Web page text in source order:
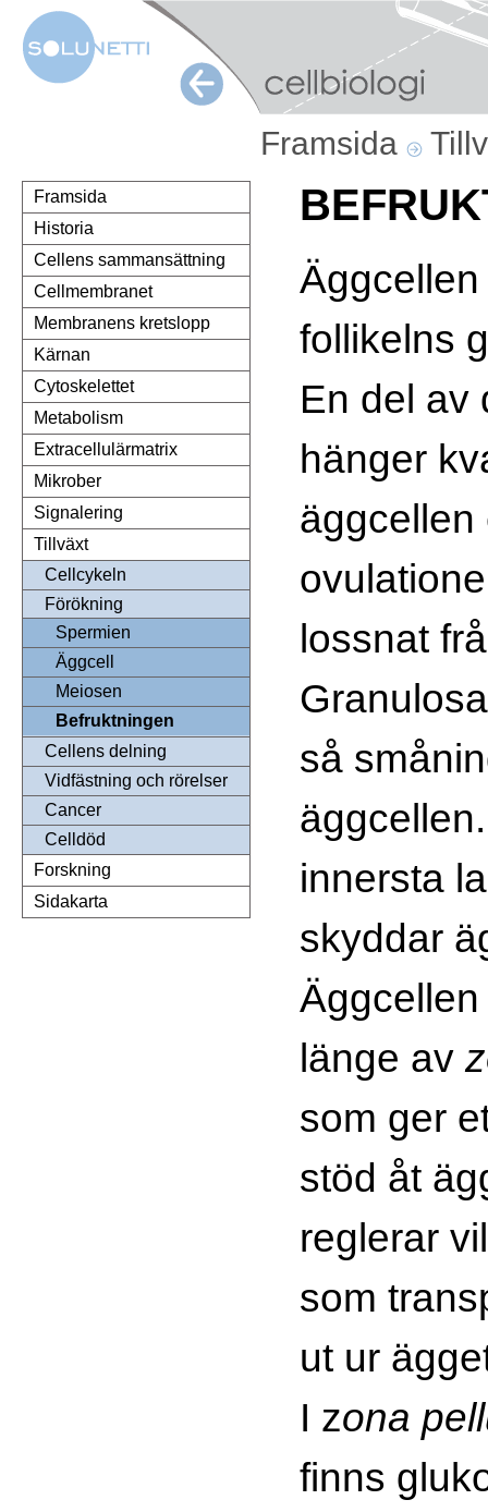
Framsida
Framsida
Historia
Cellens sammansättning
Cellmembranet
Membranens kretslopp
Kärnan
Cytoskelettet
Metabolism
Extracellulärmatrix
Mikrober
Signalering
Tillväxt
Cellcykeln
Förökning
Spermien
Äggcell
Meiosen
Befruktningen
Cellens delning
Vidfästning och rörelser
Cancer
Celldöd
Forskning
Sidakarta
follikelns
En del av
hänger
äggcellen
lossnat
så
innersta
skyddar
länge av
som ger
stöd åt
reglerar
som
ut ur
I zona
finns